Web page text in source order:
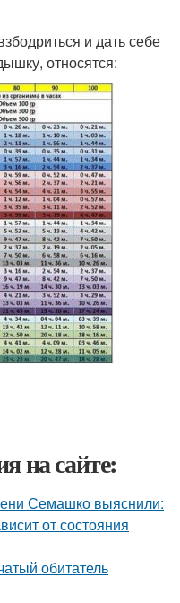
и дать себе
относятся:
на сайте:
Семашко выяснили:
от состояния
обитатель